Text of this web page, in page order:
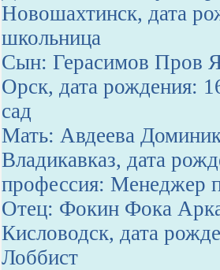
Новошахтинск, дата
школьница
Сын: Герасимов Пров
Орск, дата рождения:
сад
Мать: Авдеева
Владикавказ, дата
профессия: Менеджер
Отец: Фокин Фока
Кисловодск, дата
Лоббист